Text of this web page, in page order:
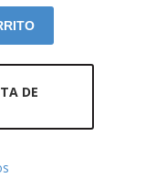
DE